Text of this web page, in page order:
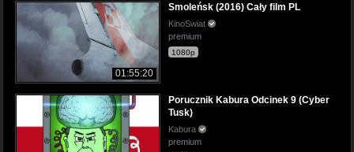
01:55:20
Smoleńsk (2016) Cały film PL
KinoSwiat
premium
1080p
Porucznik Kabura Odcinek 9 (Cyber
Tusk)
Kabura
premium